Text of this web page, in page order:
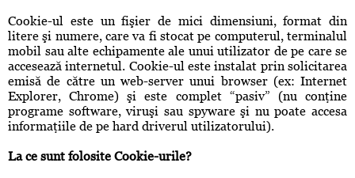
Cookie-ul este un fişier de mici dimensiuni, format din
litere şi numere, care va fi stocat pe computerul, terminalul
mobil sau alte echipamente ale unui utilizator de pe care se
accesează internetul. Cookie-ul este instalat prin solicitarea
emisă de către un web-server unui browser (ex: Internet
Explorer, Chrome) şi este complet “pasiv” (nu conţine
programe software, viruşi sau spyware şi nu poate accesa
informaţiile de pe hard driverul utilizatorului).
La ce sunt folosite Cookie-urile?